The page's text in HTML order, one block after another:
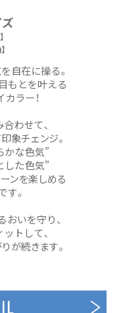
自在に操る。
もとを叶える
ラー！
わせて、
象チェンジ。
かな色気”
した色気”
ンを楽しめる
。
おいを守り、
トして、
が続きます。